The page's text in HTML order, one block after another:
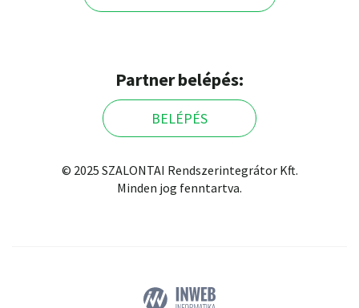
Partner belépés:
BELÉPÉS
© 2025 SZALONTAI Rendszerintegrátor Kft.
Minden jog fenntartva.